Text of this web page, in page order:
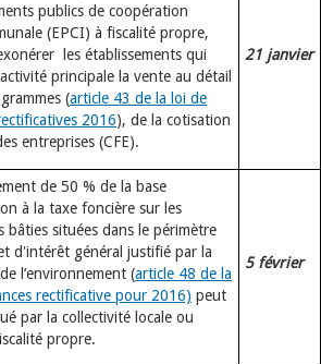
publics de coopération
(EPCI) à fiscalité propre,
les établissements qui
principale la vente au détail
(article 43 de la loi de
2016), de la cotisation
entreprises (CFE).
21 janvier
de 50 % de la base
à la taxe foncière sur les
bâties situées dans le périmètre
d'intérêt général justifié par la
l’environnement (article 48 de la
rectificative pour 2016) peut
par la collectivité locale ou
propre.
5 février